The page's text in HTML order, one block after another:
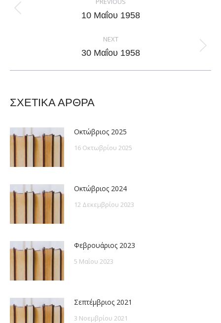
navigation
Previous
10 Μαΐου 1958
NEXT
Next
30 Μαΐου 1958
ΣΧΕΤΙΚΑ ΑΡΘΡΑ
Οκτώβριος 2025
16 Οκτωβρίου 2025
Οκτώβριος 2024
12 Δεκεμβρίου 2023
Φεβρουάριος 2023
5 Μαΐου 2023
Σεπτέμβριος 2021
3 Νοεμβρίου 2021